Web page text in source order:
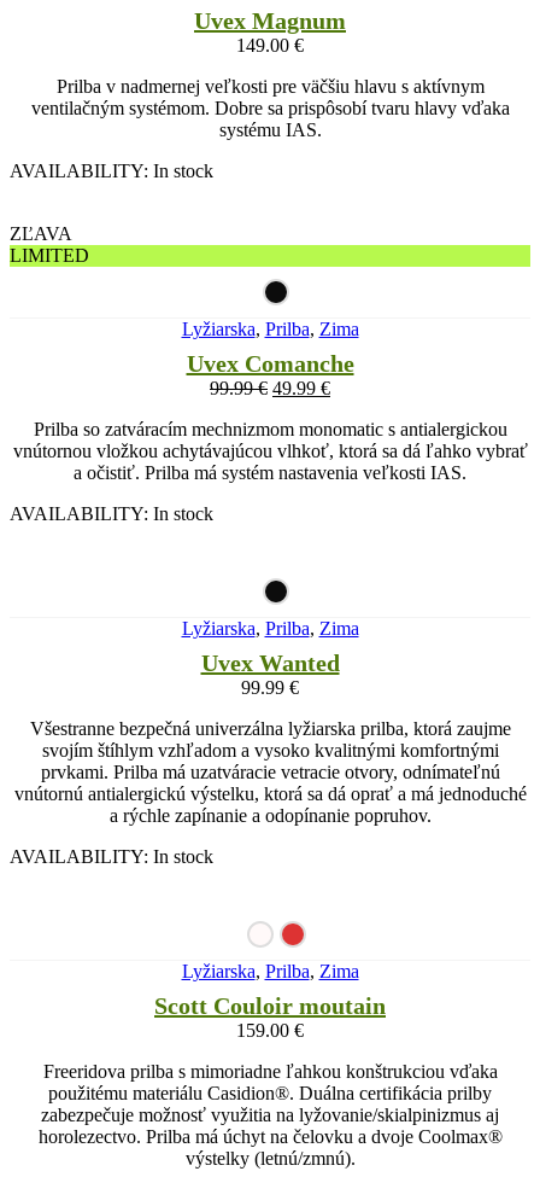
Uvex Magnum
149.00 €
Prilba v nadmernej veľkosti pre väčšiu hlavu s aktívnym
ventilačným systémom. Dobre sa prispôsobí tvaru hlavy vďaka
systému IAS.
AVAILABILITY: In stock
ZĽAVA
LIMITED
Lyžiarska, Prilba, Zima
Uvex Comanche
99.99€ 49.99 €
Prilba so zatváracím mechnizmom monomatic s antialergickou
vnútornou vložkou achytávajúcou vlhkoť, ktorá sa dá ľahko vybrať
a očistiť. Prilba má systém nastavenia veľkosti IAS.
AVAILABILITY: In stock
Lyžiarska, Prilba, Zima
Uvex Wanted
99.99 €
Všestranne bezpečná univerzálna lyžiarska prilba, ktorá zaujme
svojím štíhlym vzhľadom a vysoko kvalitnými komfortnými
prvkami. Prilba má uzatváracie vetracie otvory, odnímateľnú
vnútornú antialergickú výstelku, ktorá sa dá oprať a má jednoduché
a rýchle zapínanie a odopínanie popruhov.
AVAILABILITY: In stock
Lyžiarska, Prilba, Zima
Scott Couloir moutain
159.00 €
Freeridova prilba s mimoriadne ľahkou konštrukciou vďaka
použitému materiálu Casidion®. Duálna certifikácia prilby
zabezpečuje možnosť využitia na lyžovanie/skialpinizmus aj
horolezectvo. Prilba má úchyt na čelovku a dvoje Coolmax®
výstelky (letnú/zmnú).